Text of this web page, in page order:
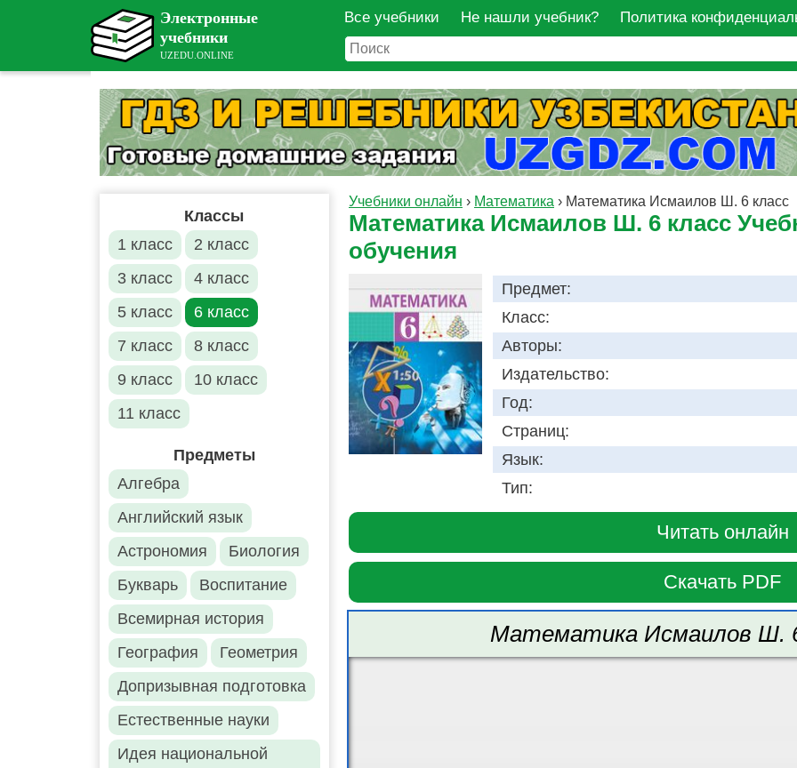
Все учебники Не нашли учебник? Политика
Классы
1 класс
2 класс
3 класс
4 класс
5 класс
6 класс
7 класс
8 класс
9 класс
10 класс
11 класс
Предметы
Алгебра
Английский язык
Астрономия
Биология
Букварь
Воспитание
Всемирная история
География
Геометрия
Допризывная подготовка
Естественные науки
Идея национальной
Учебники онлайн › Математика › Математика Исмаилов Ш. 6 класс
Математика Исмаилов Ш. 6 класс
обучения
Предмет:
Класс:
Авторы:
Издательство:
Год:
Страниц:
Язык:
Тип:
Читать онлайн
Скачать PDF
Математика Исмаилов Ш. 6